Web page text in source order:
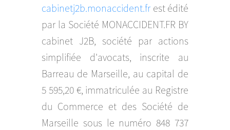
cabinetj2b.monaccident.fr est édité
par la Société MONACCIDENT.FR BY
cabinet J2B, société par actions
simplifiée d'avocats, inscrite au
Barreau de Marseille, au capital de
5 595,20 €, immatriculée au Registre
du Commerce et des Société de
Marseille sous le numéro 848 737